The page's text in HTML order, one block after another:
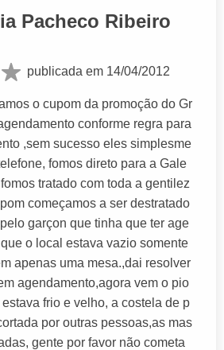
Pacheco Ribeiro
publicada em 14/04/2012
o cupom da promoção do Gr
conforme regra para
,sem sucesso eles simplesme
fomos direto para a Gale
tratado com toda a gentilez
começamos a ser destratado
garçon que tinha que ter age
o local estava vazio somente
apenas uma mesa.,dai resolver
agendamento,agora vem o pio
frio e velho, a costela de p
por outras pessoas,as mas
gente por favor não cometa